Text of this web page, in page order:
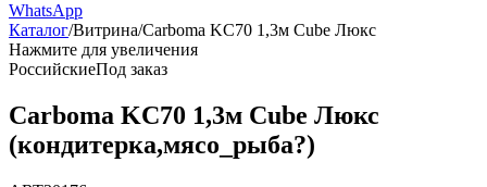
WhatsApp
Каталог/Витрина/Carboma KC70 1,3м Cube Люкс
Нажмите для увеличения
РоссийскиеПод заказ
Carboma KC70 1,3м Cube Люкс
(кондитерка,мясо_рыба?)